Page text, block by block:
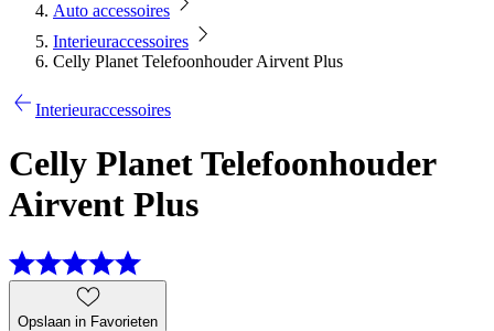
Auto accessoires
Interieuraccessoires
Celly Planet Telefoonhouder Airvent Plus
Interieuraccessoires
Celly Planet Telefoonhouder
Airvent Plus
Opslaan in Favorieten